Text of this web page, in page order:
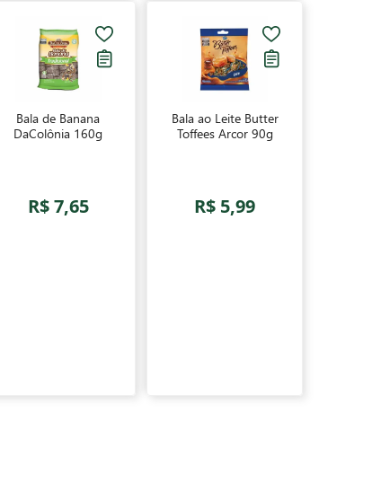
Bala de Banana
DaColônia 160g
R$ 7,65
Bala ao Leite Butter
Toffees Arcor 90g
R$ 5,99